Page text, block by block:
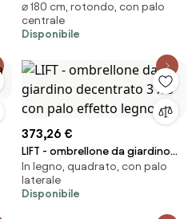
poliestere uv tondo 1,80 m /
palo da 22 mm
⌀ 180 cm, rotondo, con palo
centrale
Disponibile
373,26 €
LIFT - ombrellone da giardino
decentrato 3 x 3 con palo
effetto legno
In legno, quadrato, con palo
laterale
Disponibile